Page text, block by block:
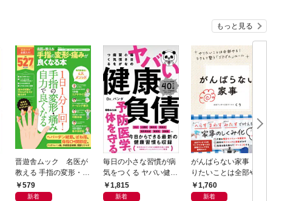
もっと見る
晋遊舎ムック 名医が
教える 手指の変形・痛
みが良くなる本
579
新着
毎日の小さな習慣が病
気をつくる ヤバい健康
負債1,815
新着
がんばらない家事 や
りたいことは全部や
る！ラクして整う「ご
きげん」ルール
1,760
新着